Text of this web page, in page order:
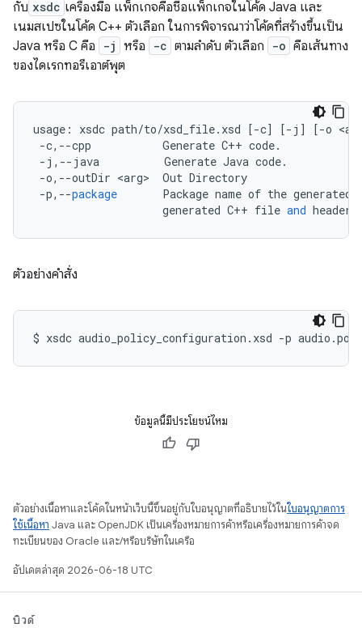
กับ xsdc เครื่องมือ แพ็กเกจคือชื่อแพ็กเกจในโค้ด Java และ
เนมสเปซในโค้ด C++ ตัวเลือก ในการพิจารณาว่าโค้ดที่สร้างขึ้นเป็น
Java หรือ C คือ
-j หรือ -c ตามลำดับ ตัวเลือก -o คือเส้นทาง
ของไดเรกทอรีเอาต์พุต
usage : xsdc path/to/xsd_file. xsd [-c] [- j ] [-o <
-c, --cpp Generate C++ code.
- j , -- java Generate Java code.
-o, --outDir <arg> Out Directory
-p, --package Package name of the generated
generated C++ file and header
ตัวอย่างคำสั่ง
$ xsdc audio_policy_configuration.xsd -p
ข้อมูลนี้มีประโยชน์ไหม
ตัวอย่างเนื้อหาและโค้ดในหน้าเว็บนี้ขึ้นอยู่กับใบอนุญาตที่อธิบายไว้ในใบอนุญาตการ
ใช้เนื้อหา Java และ OpenJDK เป็นเครื่องหมายการค้าหรือเครื่องหมายการค้าจด
ทะเบียนของ Oracle และ/หรือบริษัทในเครือ
อัปเดตล่าสุด 2026-06-18 UTC
บิวด์